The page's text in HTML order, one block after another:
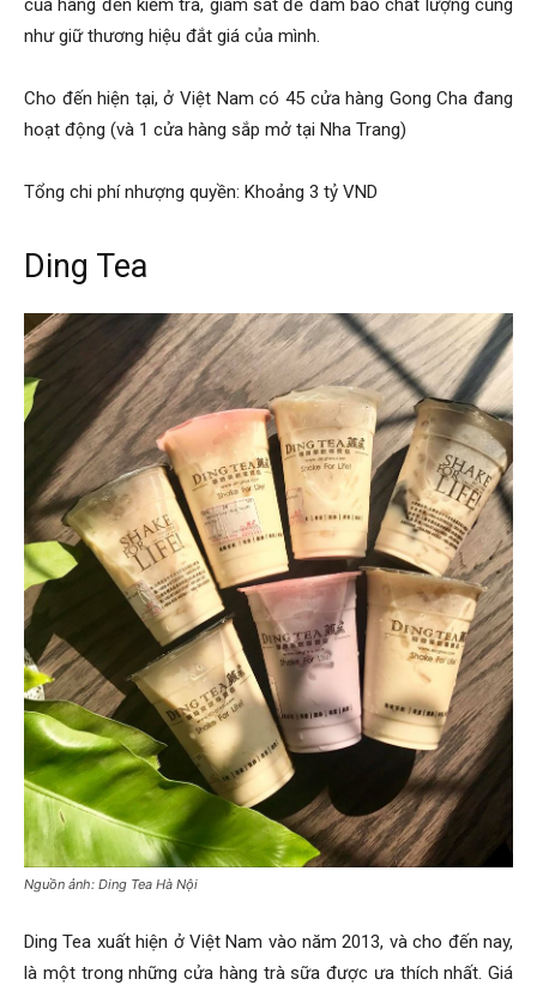
của hãng đến kiểm tra, giám sát để đảm bảo chất lượng cũng
như giữ thương hiệu đắt giá của mình.
Cho đến hiện tại, ở Việt Nam có 45 cửa hàng Gong Cha đang
hoạt động (và 1 cửa hàng sắp mở tại Nha Trang)
Tổng chi phí nhượng quyền: Khoảng 3 tỷ VND
Ding Tea
Nguồn ảnh: Ding Tea Hà Nội
Ding Tea xuất hiện ở Việt Nam vào năm 2013, và cho đến nay,
là một trong những cửa hàng trà sữa được ưa thích nhất. Giá